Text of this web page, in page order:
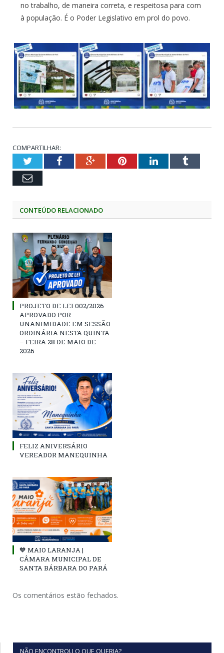
no trabalho, de maneira correta, e respeitosa para com
à população. É o Poder Legislativo em prol do povo.
COMPARTILHAR:
TwitterFacebookGoogle+PinterestLinkedInTumblr
Email
CONTEÚDO RELACIONADO
PROJETO DE LEI 002/2026
APROVADO POR
UNANIMIDADE EM SESSÃO
ORDINÁRIA NESTA QUINTA
– FEIRA 28 DE MAIO DE
2026
FELIZ ANIVERSÁRIO
VEREADOR MANEQUINHA
🧡 MAIO LARANJA |
CÂMARA MUNICIPAL DE
SANTA BÁRBARA DO PARÁ
Os comentários estão fechados.